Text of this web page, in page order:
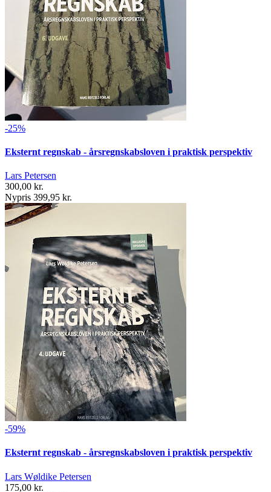
-25%
Eksternt regnskab - årsregnskabsloven i praktisk perspektiv
Lars Petersen
300,00 kr.
Nypris 399,95 kr.
-59%
Eksternt regnskab - årsregnskabsloven i praktisk perspektiv
Lars Wøldike Petersen
175,00 kr.